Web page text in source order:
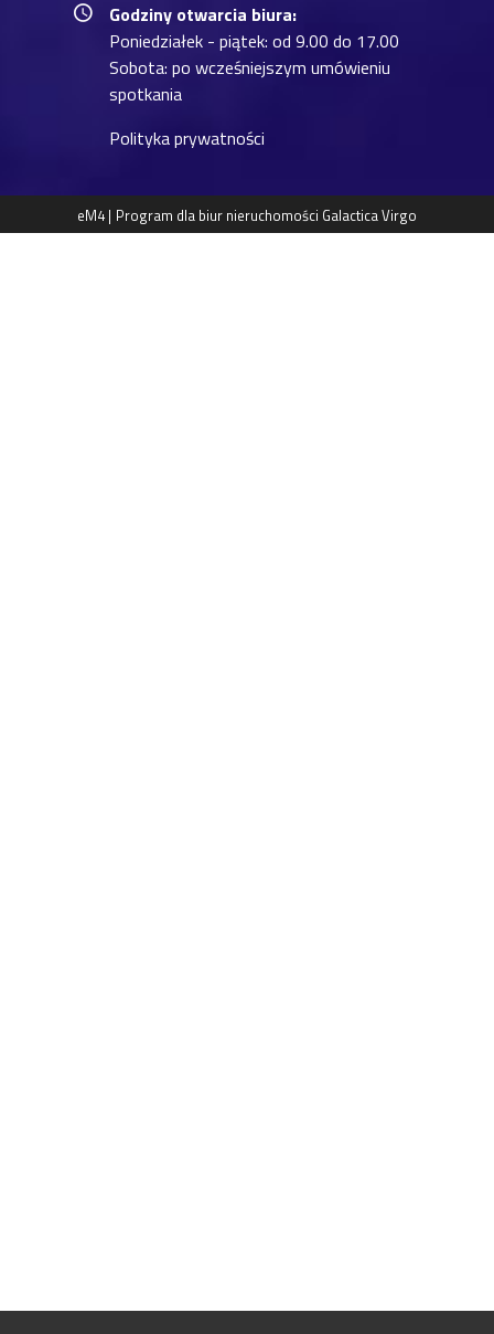
Godziny otwarcia biura:
Poniedziałek - piątek: od 9.00 do 17.00
Sobota: po wcześniejszym umówieniu
spotkania
Polityka prywatności
eM4 | Program dla biur nieruchomości Galactica Virgo